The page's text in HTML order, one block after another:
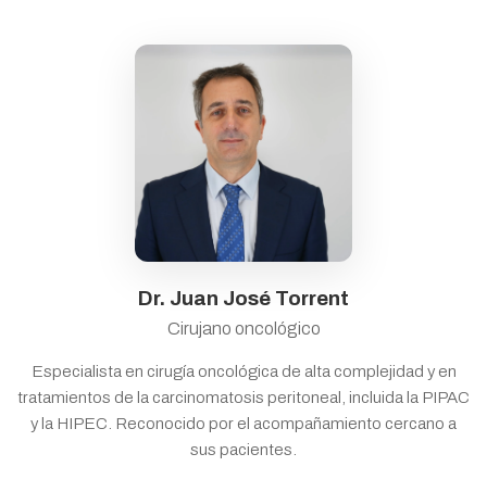
Dr. Juan José Torrent
Cirujano oncológico
Especialista en cirugía oncológica de alta complejidad y en
tratamientos de la carcinomatosis peritoneal, incluida la PIPAC
y la HIPEC. Reconocido por el acompañamiento cercano a
sus pacientes.